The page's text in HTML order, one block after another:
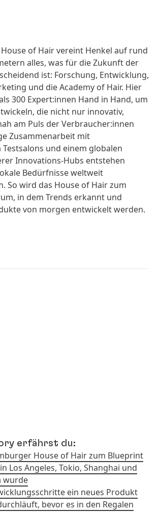
of Hair vereint Henkel auf rund
alles, was für die Zukunft der
ist: Forschung, Entwicklung,
und die Academy of Hair. Hier
300 Expert:innen Hand in Hand, um
die nicht nur innovativ,
am Puls der Verbraucher:innen
Zusammenarbeit mit
und einem globalen
Innovations-Hubs entstehen
Bedürfnisse weltweit
So wird das House of Hair zum
in dem Trends erkannt und
von morgen entwickelt werden.
erfährst du:
House of Hair zum Blueprint
Los Angeles, Tokio, Shanghai und
wurde
ein neues Produkt
bevor es in den Regalen